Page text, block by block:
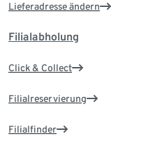
Lieferadresse ändern
Filialabholung
Click & Collect
Filialreservierung
Filialfinder